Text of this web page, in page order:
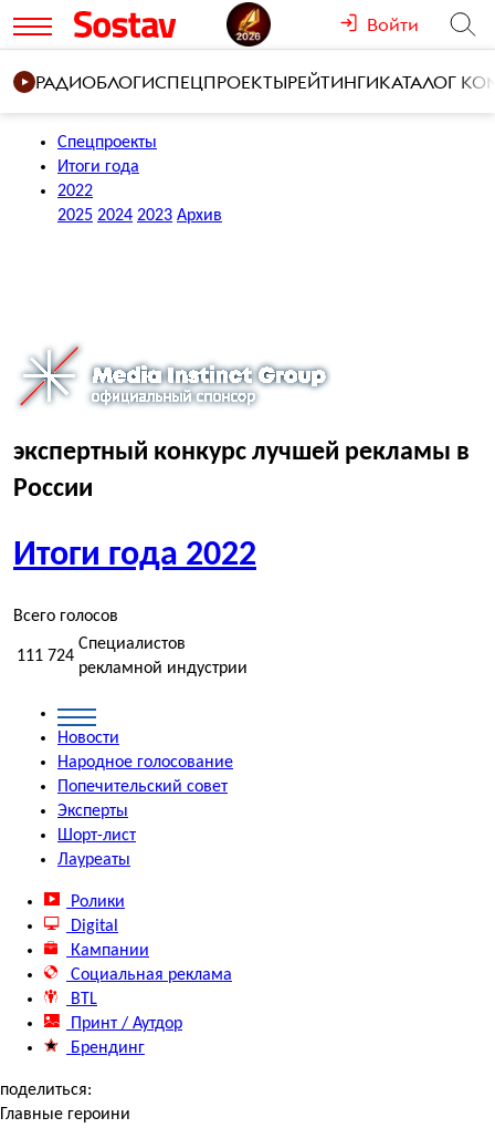
Войти
РАДИОБЛОГИСПЕЦПРОЕКТЫРЕЙТИНГИКАТАЛОГ
Спецпроекты
Итоги года
2022
2025 2024 2023 Архив
экспертный конкурс лучшей рекламы в
России
Итоги года 2022
Всего голосов
111 724
Специалистов
рекламной индустрии
Новости
Народное голосование
Попечительский совет
Эксперты
Шорт-лист
Лауреаты
Ролики
Digital
Кампании
Социальная реклама
BTL
Принт / Аутдор
Брендинг
поделиться:
Главные героини